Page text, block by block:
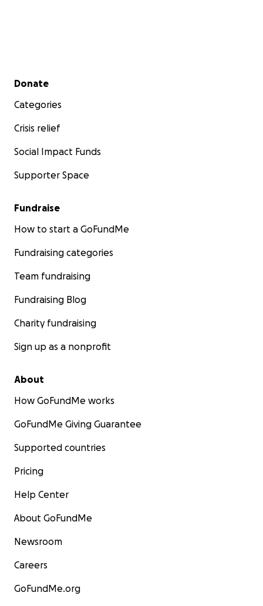
Secondary menu
Donate
Categories
Crisis relief
Social Impact Funds
Supporter Space
Fundraise
How to start a GoFundMe
Fundraising categories
Team fundraising
Fundraising Blog
Charity fundraising
Sign up as a nonprofit
About
How GoFundMe works
GoFundMe Giving Guarantee
Supported countries
Pricing
Help Center
About GoFundMe
Newsroom
Careers
GoFundMe.org